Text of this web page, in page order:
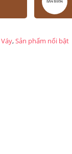
Váy,Sản phẩm nổi bật